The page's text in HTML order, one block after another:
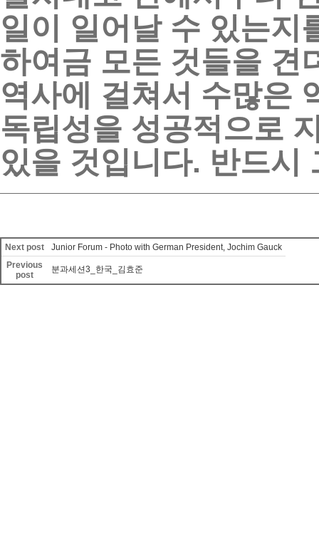
일이 일어날 수 있는지
하여금 모든 것들을 견
역사에 걸쳐서 수많은
독립성을 성공적으로
있을 것입니다. 반드시
Next post
Junior Forum - Photo with German President, Jochim Gauck
Previous
post
분과세션3_한국_김효준